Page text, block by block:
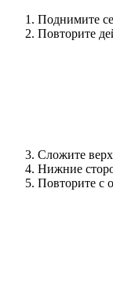
Поднимите
Повторите
Сложите
Нижние
Повторите с